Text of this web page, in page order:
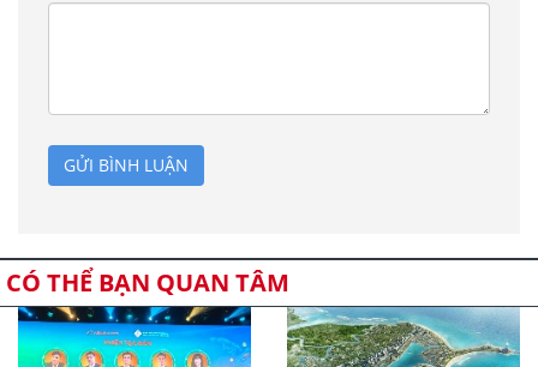
GỬI BÌNH LUẬN
CÓ THỂ BẠN QUAN TÂM